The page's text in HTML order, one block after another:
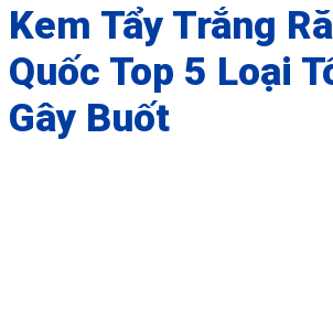
Kem Tẩy Trắng
Quốc Top 5 Loại
Gây Buốt